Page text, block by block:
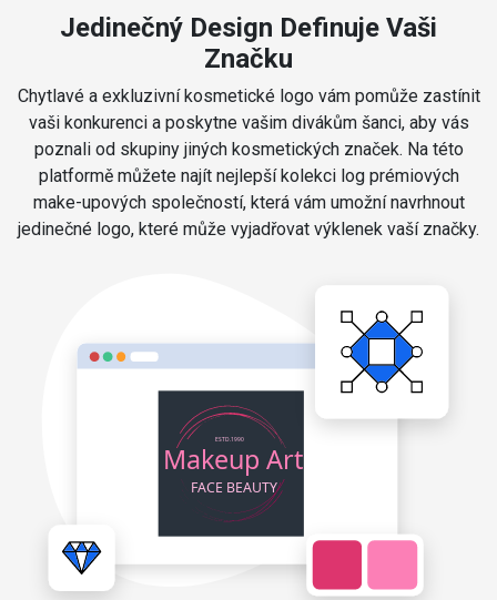
Jedinečný Design Definuje Vaši
Značku
Chytlavé a exkluzivní kosmetické logo vám pomůže zastínit
vaši konkurenci a poskytne vašim divákům šanci, aby vás
poznali od skupiny jiných kosmetických značek. Na této
platformě můžete najít nejlepší kolekci log prémiových
make-upových společností, která vám umožní navrhnout
jedinečné logo, které může vyjadřovat výklenek vaší značky.